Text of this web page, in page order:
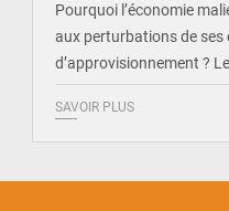
Pourquoi l’économie
aux perturbations de ses
d’approvisionnement ?
SAVOIR PLUS